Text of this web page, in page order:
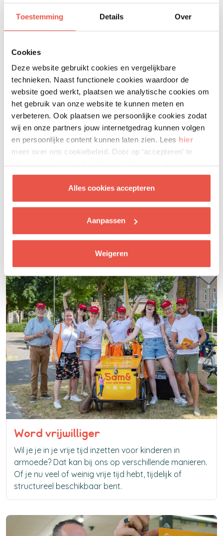
Toestemming Details Over
Cookies
Deze website gebruikt cookies en vergelijkbare
technieken. Naast functionele cookies waardoor de
website goed werkt, plaatsen we analytische cookies om
het gebruik van onze website te kunnen meten en
verbeteren. Ook plaatsen we persoonlijke cookies zodat
wij en onze partners jouw internetgedrag kunnen volgen
en persoonlijke content kunnen laten zien. Lees hier
meer over ons cookiebeleid. Door op ‘accepteren’ te
cookies.
Alles cookies accepteren
Aanpassen
Weigeren
Als school
Ben jij een leerkracht of brugfunctionaris op een
(basis)school met kinderen die opgroeien in een
situatie met weinig geld? Dan kan jij vanuit jouw rol
kinderen en jongeren de kans geven om mee te
doen.
Word vrijwilliger
Wil je je in je vrije tijd inzetten voor kinderen in
armoede? Dat kan bij ons op verschillende manieren.
Of je nu veel of weinig vrije tijd hebt, tijdelijk of
structureel beschikbaar bent.